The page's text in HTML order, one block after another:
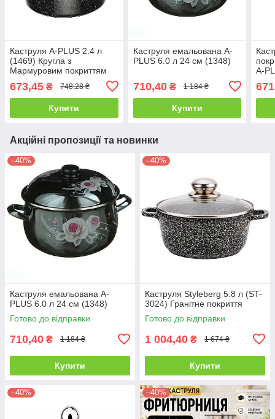
Каструля A-PLUS 2.4 л
(1469) Кругла з
Мармуровим покриттям
673,45 ₴ 748,28 ₴
Купити
Каструля емальована A-
PLUS 6.0 л 24 см (1348)
710,40₴ 1 184 ₴
Купити
A-
Акційні пропозиції та новинки
–40%
Каструля емальована A-
PLUS 6.0 л 24 см (1348)
Готово до відправки
710,40 ₴ 1 184 ₴
Купити
–40%
Каструля Styleberg 5.8 л (ST-
3024) Гранітне покриття
Готово до відправки
1 004,40 ₴ 1 674 ₴
Купити
–40% –40%